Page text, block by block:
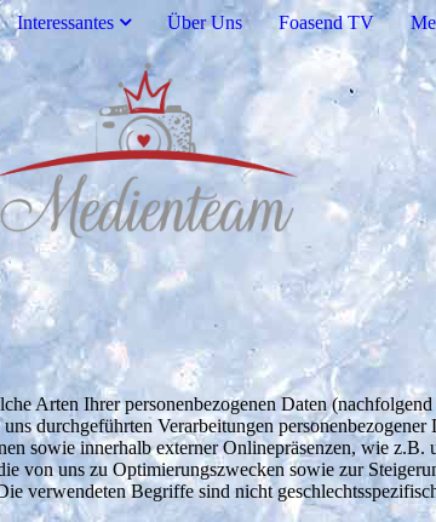
Interessantes Über Uns Foasend TV
Arten Ihrer personenbezogenen Daten
durchgeführten Verarbeitungen
sowie innerhalb externer Onlinepräsenzen, wie
von uns zu Optimierungszwecken sowie zur
verwendeten Begriffe sind nicht